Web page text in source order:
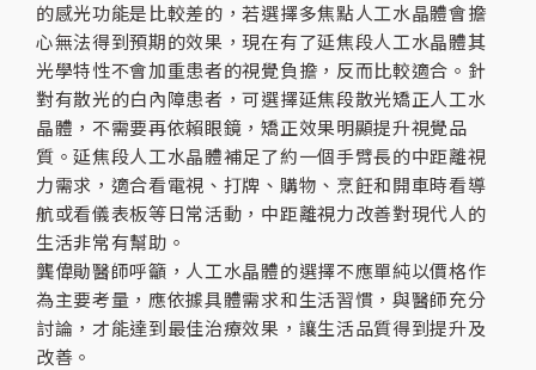
的感光功能是比較差的，若選擇多焦點人工水晶體會擔
心無法得到預期的效果，現在有了延焦段人工水晶體其
光學特性不會加重患者的視覺負擔，反而比較適合。針
對有散光的白內障患者，可選擇延焦段散光矯正人工水
晶體，不需要再依賴眼鏡，矯正效果明顯提升視覺品
質。延焦段人工水晶體補足了約一個手臂長的中距離視
力需求，適合看電視、打牌、購物、烹飪和開車時看導
航或看儀表板等日常活動，中距離視力改善對現代人的
生活非常有幫助。
龔偉勛醫師呼籲，人工水晶體的選擇不應單純以價格作
為主要考量，應依據具體需求和生活習慣，與醫師充分
討論，才能達到最佳治療效果，讓生活品質得到提升及
改善。